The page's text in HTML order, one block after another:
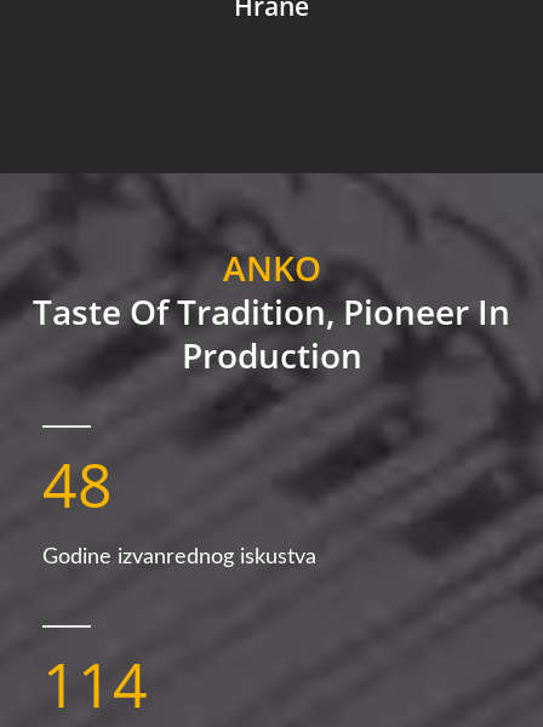
ANKO
Taste Of Tradition, Pioneer In
Production
48
Godine izvanrednog iskustva
114